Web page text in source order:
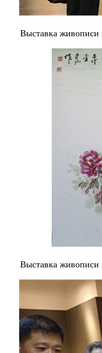
Выставка живописи
Выставка живописи